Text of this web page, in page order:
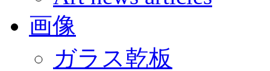
画像
ガラス乾板